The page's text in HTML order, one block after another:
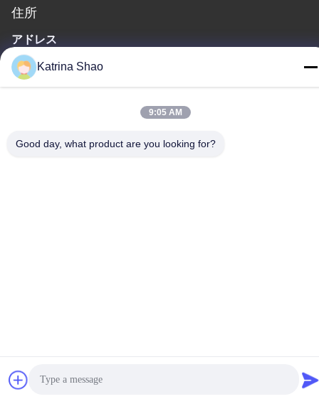
住所
アドレス
102号 建物3号 シアオトウエイ通り サンシャン村 シャワン通り パ
ンユ地区 広州市 広東省 中国
Katrina Shao
9:05 AM
Good day, what product are you looking for?